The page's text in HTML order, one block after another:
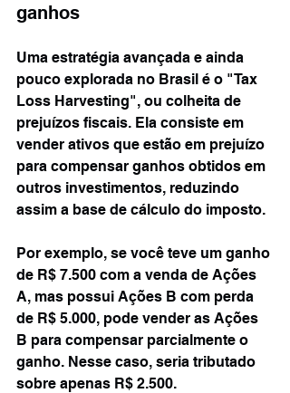
ganhos
Uma estratégia avançada e ainda
pouco explorada no Brasil é o "Tax
Loss Harvesting", ou colheita de
prejuízos fiscais. Ela consiste em
vender ativos que estão em prejuízo
para compensar ganhos obtidos em
outros investimentos, reduzindo
assim a base de cálculo do imposto.
Por exemplo, se você teve um ganho
de R$ 7.500 com a venda de Ações
A, mas possui Ações B com perda
de R$ 5.000, pode vender as Ações
B para compensar parcialmente o
ganho. Nesse caso, seria tributado
sobre apenas R$ 2.500.